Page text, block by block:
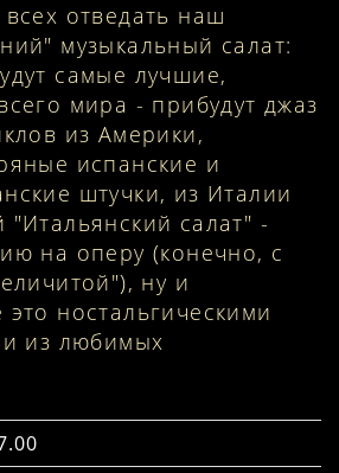
отведать наш
музыкальный салат:
самые лучшие,
мира - прибудут джаз
из Америки,
испанские и
штучки, из Италии
салат" -
на оперу (конечно, с
ну и
ностальгическими
из любимых